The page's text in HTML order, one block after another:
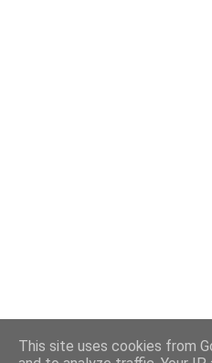
This site uses cookies from